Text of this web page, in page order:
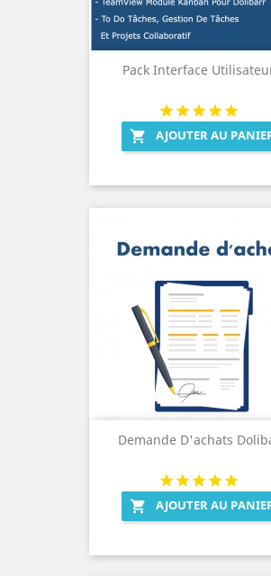
Pack Interface
 AJOUTER AU
Demande D'achats
 AJOUTER AU